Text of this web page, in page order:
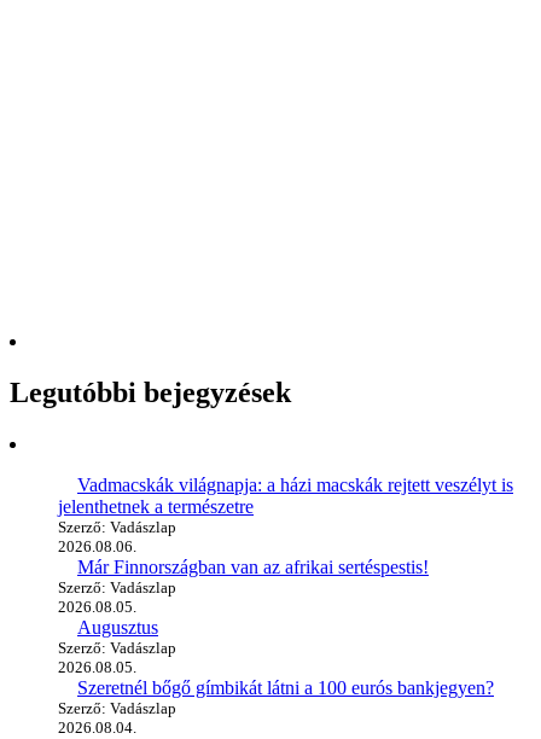
Legutóbbi bejegyzések
Vadmacskák világnapja: a házi macskák rejtett veszélyt is
jelenthetnek a természetre
Szerző: Vadászlap
2026.08.06.
Már Finnországban van az afrikai sertéspestis!
Szerző: Vadászlap
2026.08.05.
Augusztus
Szerző: Vadászlap
2026.08.05.
Szeretnél bőgő gímbikát látni a 100 eurós bankjegyen?
Szerző: Vadászlap
2026.08.04.